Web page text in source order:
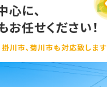
心に、
任せください！
掛川市、菊川市も対応致します